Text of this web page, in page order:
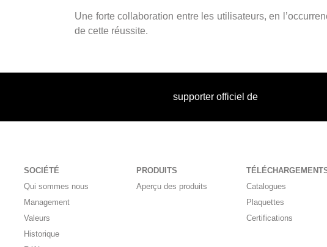
Une forte collaboration entre les utilisateurs, en
de cette réussite.
supporter officiel de
SOCIÉTÉ
Qui sommes nous
Management
Valeurs
Historique
PRODUITS
Aperçu des produits
Catalogues
Plaquettes
Certifications